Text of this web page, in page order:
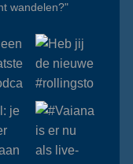
wandelen?"